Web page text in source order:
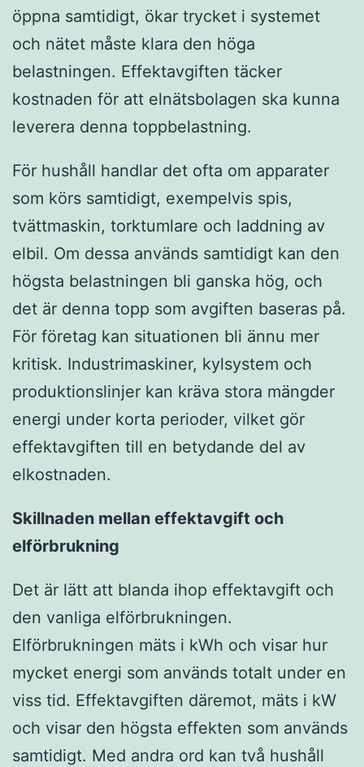
öppna samtidigt, ökar trycket i systemet
och nätet måste klara den höga
belastningen. Effektavgiften täcker
kostnaden för att elnätsbolagen ska kunna
leverera denna toppbelastning.
För hushåll handlar det ofta om apparater
som körs samtidigt, exempelvis spis,
tvättmaskin, torktumlare och laddning av
elbil. Om dessa används samtidigt kan den
högsta belastningen bli ganska hög, och
det är denna topp som avgiften baseras på.
För företag kan situationen bli ännu mer
kritisk. Industrimaskiner, kylsystem och
produktionslinjer kan kräva stora mängder
energi under korta perioder, vilket gör
effektavgiften till en betydande del av
elkostnaden.
Skillnaden mellan effektavgift och
elförbrukning
Det är lätt att blanda ihop effektavgift och
den vanliga elförbrukningen.
Elförbrukningen mäts i kWh och visar hur
mycket energi som används totalt under en
viss tid. Effektavgiften däremot, mäts i kW
och visar den högsta effekten som används
samtidigt. Med andra ord kan två hushåll